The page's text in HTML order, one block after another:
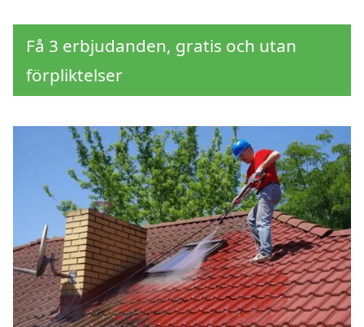
Få 3 erbjudanden, gratis och utan
förpliktelser